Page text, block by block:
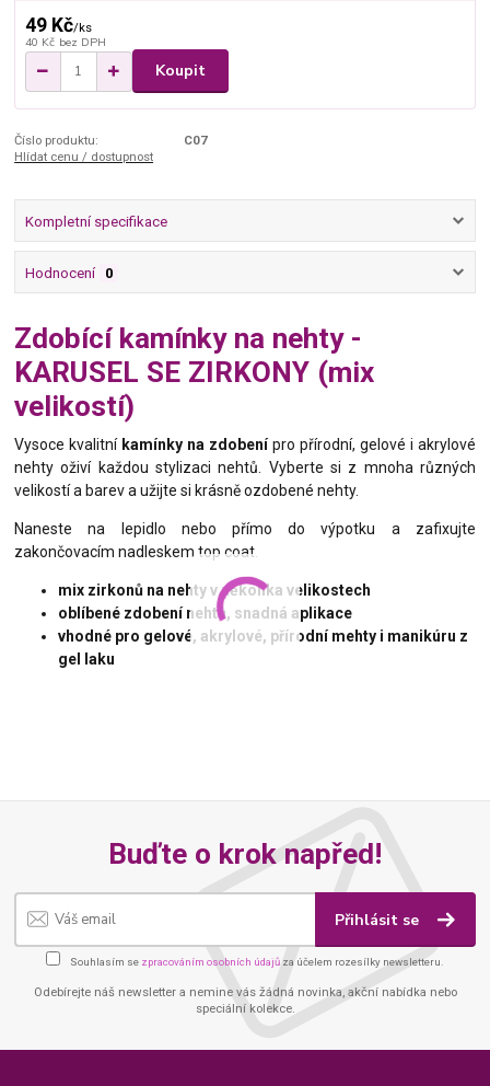
49 Kč/ks
40 Kč bez DPH
Koupit
Číslo produktu:
C07
Hlídat cenu / dostupnost
Kompletní specifikace
Hodnocení 0
Zdobící kamínky na nehty -
KARUSEL SE ZIRKONY (mix
velikostí)
Vysoce kvalitní kamínky na zdobenípro přírodní, gelové i akrylové
nehty oživí každou stylizaci nehtů. Vyberte si z mnoha různých
velikostí a barev a užijte si krásně ozdobené nehty.
Naneste na lepidlo nebo přímo do výpotku a zafixujte
zakončovacím nadleskem top coat.
mix zirkonů na nehty v několika velikostech
oblíbené zdobení nehtů, snadná aplikace
vhodné pro gelové, akrylové, přírodní mehty i manikúru z
gel laku
Buďte o krok napřed!
Přihlásit se
Souhlasím se zpracováním osobních údajů za účelem rozesílky newsletteru.
Odebírejte náš newsletter a nemine vás žádná novinka, akční nabídka nebo
speciální kolekce.